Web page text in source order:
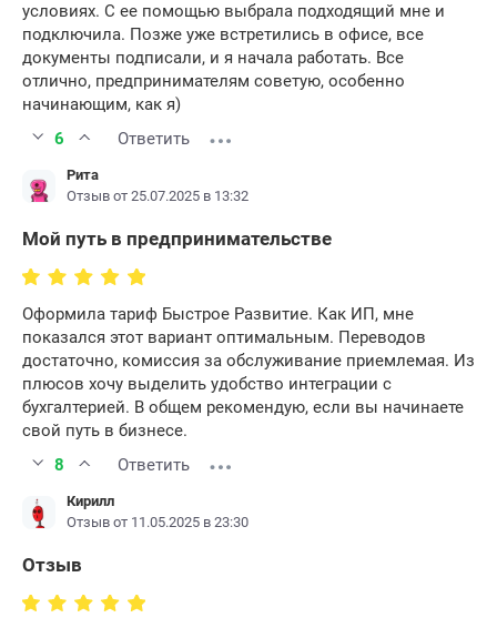
условиях. С ее помощью выбрала подходящий мне и
подключила. Позже уже встретились в офисе, все
документы подписали, и я начала работать. Все
отлично, предпринимателям советую, особенно
начинающим, как я)
6
Ответить
Рита
Отзыв от 25.07.2025 в 13:32
Мой путь в предпринимательстве
Оформила тариф Быстрое Развитие. Как ИП, мне
показался этот вариант оптимальным. Переводов
достаточно, комиссия за обслуживание приемлемая. Из
плюсов хочу выделить удобство интеграции с
бухгалтерией. В общем рекомендую, если вы начинаете
свой путь в бизнесе.
8
Ответить
Кирилл
Отзыв от 11.05.2025 в 23:30
Отзыв